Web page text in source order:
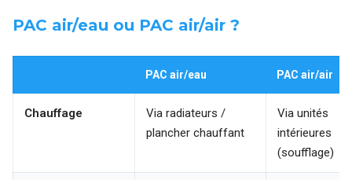
PAC air/eau ou PAC air/air ?
PAC air/eau PAC air/air
Chauffage
Via radiateurs /
plancher chauffant
Via unités
intérieures
(soufflage)